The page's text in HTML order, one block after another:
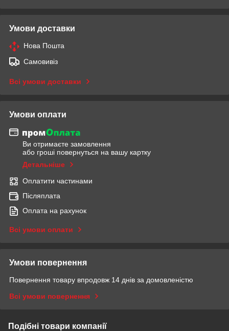
Умови доставки
Нова Пошта
Самовивіз
Всі умови доставки
Умови оплати
Ви отримаєте замовлення
або гроші повернуться на вашу картку
Детальніше
Оплатити частинами
Післяплата
Оплата на рахунок
Всі умови оплати
Умови повернення
Повернення товару впродовж 14 днів за домовленістю
Всі умови повернення
Подібні товари компанії